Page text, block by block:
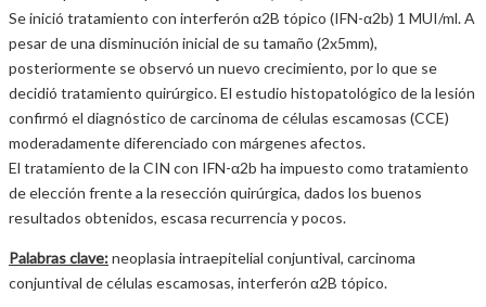
Se inició tratamiento con interferón α2B tópico (IFN-α2b) 1 MUI/ml. A
pesar de una disminución inicial de su tamaño (2x5mm),
posteriormente se observó un nuevo crecimiento, por lo que se
decidió tratamiento quirúrgico. El estudio histopatológico de la lesión
confirmó el diagnóstico de carcinoma de células escamosas (CCE)
moderadamente diferenciado con márgenes afectos.
El tratamiento de la CIN con IFN-α2b ha impuesto como tratamiento
de elección frente a la resección quirúrgica, dados los buenos
resultados obtenidos, escasa recurrencia y pocos.
Palabras clave:neoplasia intraepitelial conjuntival, carcinoma
conjuntival de células escamosas, interferón α2B tópico.